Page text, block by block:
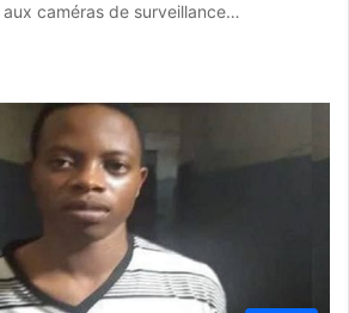
caméras de surveillance…